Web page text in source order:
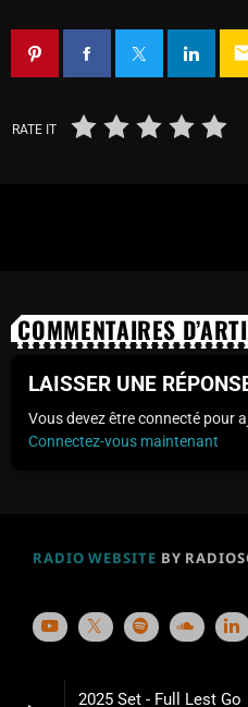
2025 Set - Full Lest Go
RATE IT
COMMENTAIRES
LAISSER UNE
Vous devez être connecté pour
Connectez-vous maintenant
RADIO WEBSITE BY